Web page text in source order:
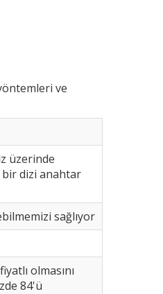
ve
üzerinde
bir dizi anahtar
sağlıyor
olmasını
84'ü